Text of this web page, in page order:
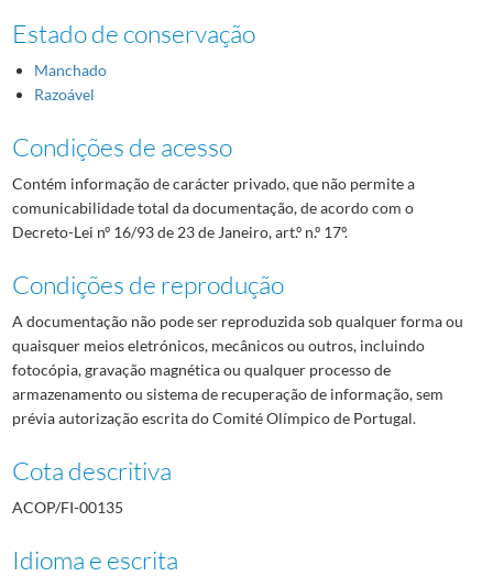
Estado de conservação
Manchado
Razoável
Condições de acesso
Contém informação de carácter privado, que não permite a
comunicabilidade total da documentação, de acordo com o
Decreto-Lei nº 16/93 de 23 de Janeiro, art.º n.º 17º.
Condições de reprodução
A documentação não pode ser reproduzida sob qualquer forma ou
quaisquer meios eletrónicos, mecânicos ou outros, incluindo
fotocópia, gravação magnética ou qualquer processo de
armazenamento ou sistema de recuperação de informação, sem
prévia autorização escrita do Comité Olímpico de Portugal.
Cota descritiva
ACOP/FI-00135
Idioma e escrita